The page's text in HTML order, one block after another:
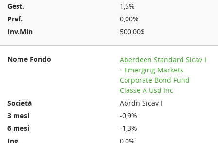
1,5%
0,00%
500,00$
Aberdeen Standard Sicav I
- Emerging Markets
Corporate Bond Fund
Classe A Usd Inc
Abrdn Sicav I
-0,9%
-1,3%
0,0%